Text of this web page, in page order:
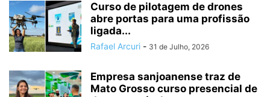
Curso de pilotagem de drones
abre portas para uma profissão
ligada...
Rafael Arcuri - 31 de Julho, 2026
Empresa sanjoanense traz de
Mato Grosso curso presencial de